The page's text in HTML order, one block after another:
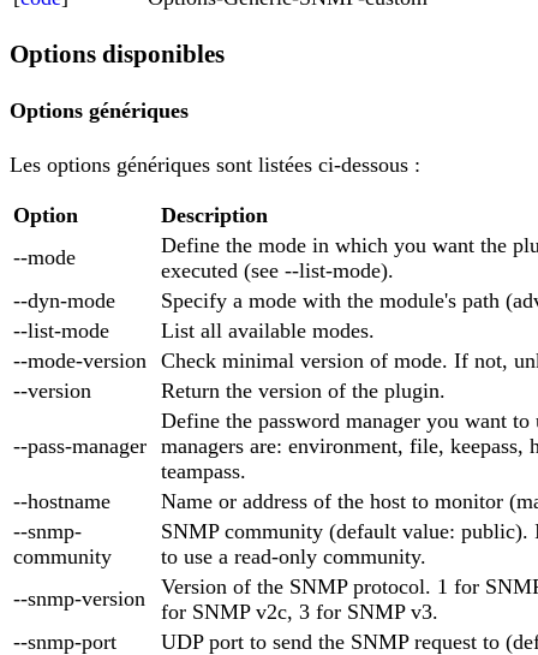
Options disponibles
Options génériques
Les options génériques sont listées ci-dessous :
Option
Description
--mode
Define the mode in which you want the
executed (see --list-mode).
--dyn-mode
Specify a mode with the module's path
--list-mode
List all available modes.
--mode-version
Check minimal version of mode. If not,
--version
Return the version of the plugin.
--pass-manager
Define the password manager you want to
managers are: environment, file, keepass,
teampass.
--hostname
Name or address of the host to monitor
--snmp-
community
SNMP community (default value: public).
to use a read-only community.
--snmp-version
Version of the SNMP protocol. 1 for
for SNMP v2c, 3 for SNMP v3.
--snmp-port
UDP port to send the SNMP request to